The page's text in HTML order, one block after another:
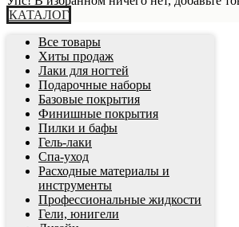
КАТАЛОГ
Все товары
Хиты продаж
Лаки для ногтей
Подарочные наборы
Базовые покрытия
Финишные покрытия
Пилки и бафы
Гель-лаки
Спа-уход
Расходные материалы и
инструменты
Профессиональные жидкости
Гели, юнигели